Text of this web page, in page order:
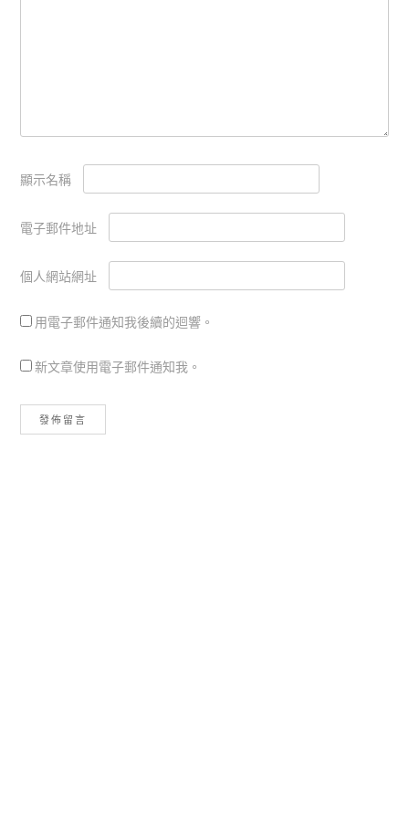
顯示名稱
電子郵件地址
個人網站網址
用電子郵件通知我後續的迴響。
新文章使用電子郵件通知我。